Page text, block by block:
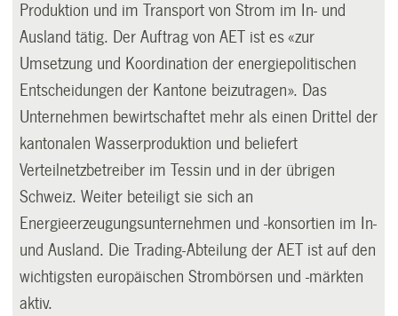
Produktion und im Transport von Strom im In- und
Ausland tätig. Der Auftrag von AET ist es «zur
Umsetzung und Koordination der energiepolitischen
Entscheidungen der Kantone beizutragen». Das
Unternehmen bewirtschaftet mehr als einen Drittel der
kantonalen Wasserproduktion und beliefert
Verteilnetzbetreiber im Tessin und in der übrigen
Schweiz. Weiter beteiligt sie sich an
Energieerzeugungsunternehmen und -konsortien im In-
und Ausland. Die Trading-Abteilung der AET ist auf den
wichtigsten europäischen Strombörsen und -märkten
aktiv.